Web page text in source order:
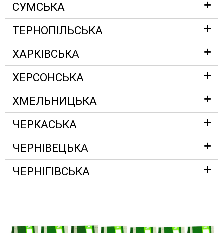
СУМСЬКА
ТЕРНОПІЛЬСЬКА
ХАРКІВСЬКА
ХЕРСОНСЬКА
ХМЕЛЬНИЦЬКА
ЧЕРКАСЬКА
ЧЕРНІВЕЦЬКА
ЧЕРНІГІВСЬКА